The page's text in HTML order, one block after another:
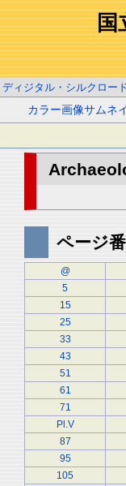
国
ディジタル・シルクロー
カラー画像サムネ
ページ
@
5
15
25
33
43
51
61
71
Pl.V
87
95
105